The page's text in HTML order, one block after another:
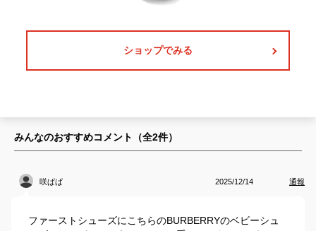
ショップでみる
みんなのおすすめコメント（全2件）
咲ぱぱ 2025/12/14 通報
ファーストシューズにこちらのBURBERRYのベビーシュ